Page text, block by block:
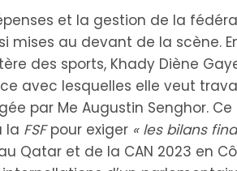
et la gestion de la
mises au devant de la scène.
des sports, Khady Diène
avec lesquelles elle veut
par Me Augustin Senghor.
la FSFpour exiger « les bilans
Qatar et de la CAN 2023 en